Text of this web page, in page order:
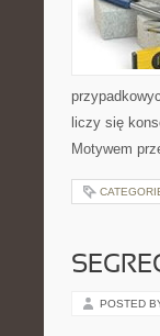
liczy się
Motywem
POSTED